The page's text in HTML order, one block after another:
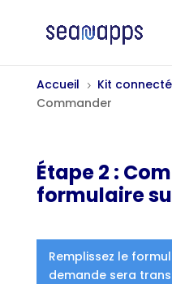
Accueil 5 Kit connecté
Commander
Étape 2 :
formulaire
Remplissez le
demande sera